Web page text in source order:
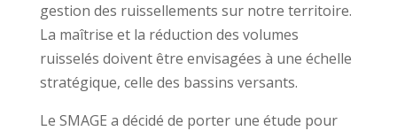
gestion des ruissellements sur notre territoire.
La maîtrise et la réduction des volumes
ruisselés doivent être envisagées à une échelle
stratégique, celle des bassins versants.
Le SMAGE a décidé de porter une étude pour